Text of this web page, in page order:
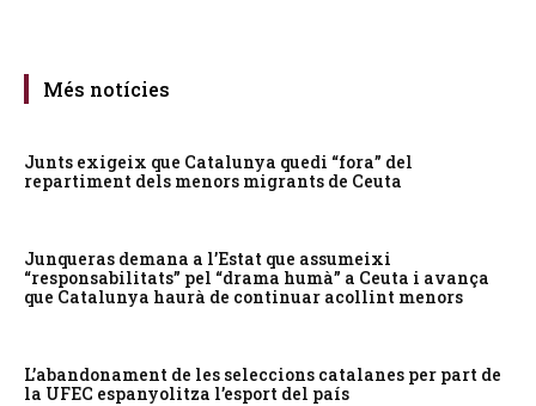
Més notícies
Junts exigeix que Catalunya quedi “fora” del
repartiment dels menors migrants de Ceuta
Junqueras demana a l’Estat que assumeixi
“responsabilitats” pel “drama humà” a Ceuta i avança
que Catalunya haurà de continuar acollint menors
L’abandonament de les seleccions catalanes per part de
la UFEC espanyolitza l’esport del país